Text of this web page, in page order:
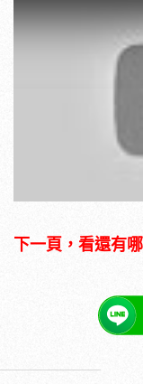
下一頁，看還有